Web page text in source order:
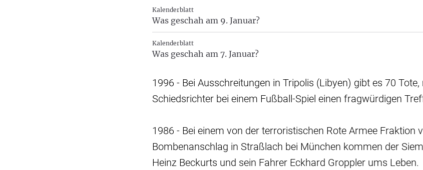
Kalenderblatt
Was geschah am 9. Januar?
Kalenderblatt
Was geschah am 7. Januar?
1996 - Bei Ausschreitungen in Tripolis (Libyen) gibt es 70
Schiedsrichter bei einem Fußball-Spiel einen fragwürdigen
1986 - Bei einem von der terroristischen Rote Armee Fraktion
Bombenanschlag in Straßlach bei München kommen der
Heinz Beckurts und sein Fahrer Eckhard Groppler ums Leben.